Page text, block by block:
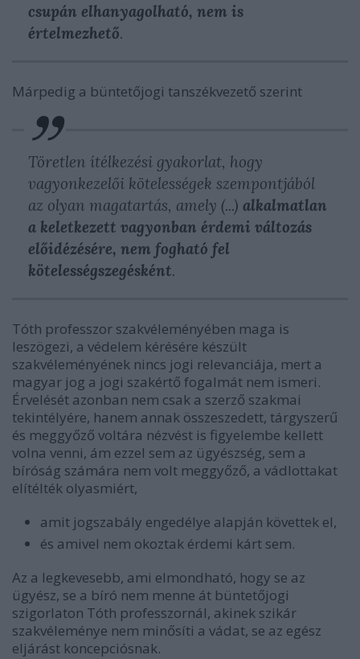
csupán elhanyagolható, nem is
értelmezhető.
Márpedig a büntetőjogi tanszékvezető szerint
Töretlen ítélkezési gyakorlat, hogy
vagyonkezelői kötelességek szempontjából
az olyan magatartás, amely (...) alkalmatlan
a keletkezett vagyonban érdemi változás
előidézésére, nem fogható fel
kötelességszegésként.
Tóth professzor szakvéleményében maga is
leszögezi, a védelem kérésére készült
szakvéleményének nincs jogi relevanciája, mert a
magyar jog a jogi szakértő fogalmát nem ismeri.
Érvelését azonban nem csak a szerző szakmai
tekintélyére, hanem annak összeszedett, tárgyszerű
és meggyőző voltára nézvést is figyelembe kellett
volna venni, ám ezzel sem az ügyészség, sem a
bíróság számára nem volt meggyőző, a vádlottakat
elítélték olyasmiért,
amit jogszabály engedélye alapján követtek el,
és amivel nem okoztak érdemi kárt sem.
Az a legkevesebb, ami elmondható, hogy se az
ügyész, se a bíró nem menne át büntetőjogi
szigorlaton Tóth professzornál, akinek szikár
szakvéleménye nem minősíti a vádat, se az egész
eljárást koncepciósnak.